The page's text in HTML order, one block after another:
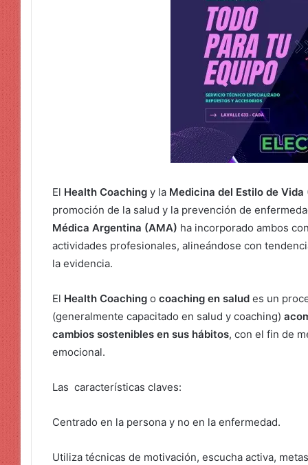
El Health Coaching y la Medicina del Estilo de Vida
promoción de la salud y la prevención de
Médica Argentina (AMA) ha incorporado ambos
actividades profesionales, alineándose con
la evidencia.
El Health Coaching o coaching en salud es un
(generalmente capacitado en salud y coaching)
cambios sostenibles en sus hábitos, con el fin de
emocional.
Las características claves:
Centrado en la persona y no en la enfermedad.
Utiliza técnicas de motivación, escucha activa,